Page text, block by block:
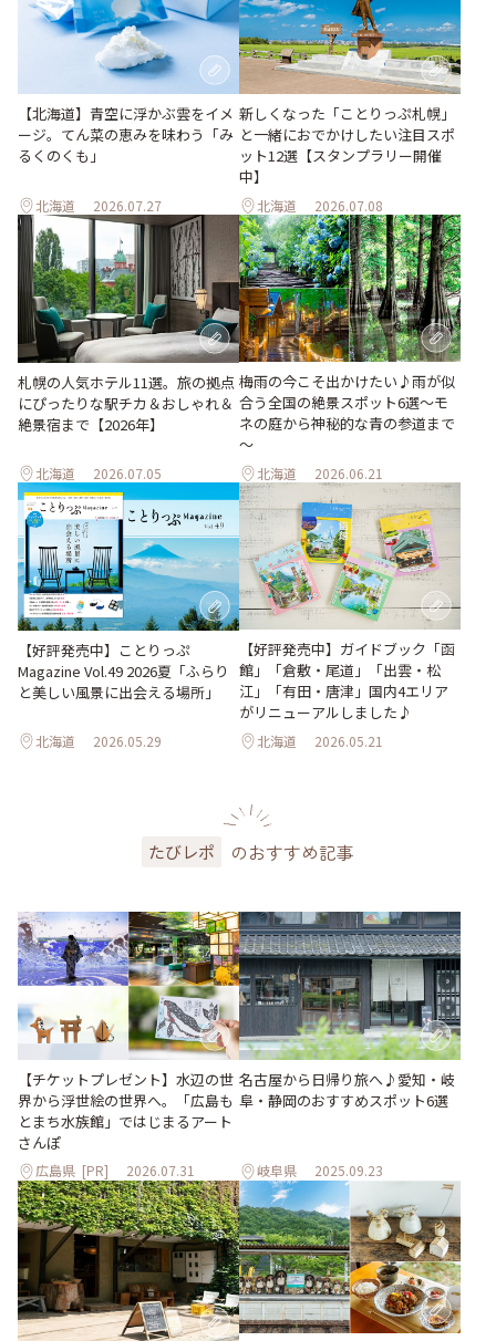
【北海道】青空に浮かぶ雲をイメ
ージ。てん菜の恵みを味わう「み
るくのくも」
北海道 2026.07.27
新しくなった「ことりっぷ札幌」
と一緒におでかけしたい注目スポ
ット12選【スタンプラリー開催
中】
北海道 2026.07.08
札幌の人気ホテル11選。旅の拠点
にぴったりな駅チカ＆おしゃれ＆
絶景宿まで【2026年】
北海道 2026.07.05
梅雨の今こそ出かけたい♪雨が似
合う全国の絶景スポット6選～モ
ネの庭から神秘的な青の参道まで
～
北海道 2026.06.21
【好評発売中】ことりっぷ
Magazine Vol.49 2026夏「ふらり
と美しい風景に出会える場所」
北海道 2026.05.29
【好評発売中】ガイドブック「函
館」「倉敷・尾道」「出雲・松
江」「有田・唐津」国内4エリア
がリニューアルしました♪
北海道 2026.05.21
たびレポ のおすすめ記事
【チケットプレゼント】水辺の世
界から浮世絵の世界へ。「広島も
とまち水族館」ではじまるアート
さんぽ
広島県 [PR] 2026.07.31
名古屋から日帰り旅へ♪愛知・岐
阜・静岡のおすすめスポット6選
岐阜県 2025.09.23